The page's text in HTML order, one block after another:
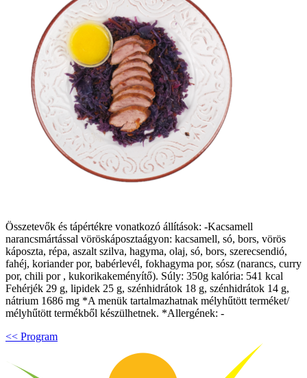
Összetevők és tápértékre vonatkozó állítások: -Kacsamell
narancsmártással vöröskáposztaágyon: kacsamell, só, bors, vörös
káposzta, répa, aszalt szilva, hagyma, olaj, só, bors, szerecsendió,
fahéj, koriander por, babérlevél, fokhagyma por, sósz (narancs, curry
por, chili por , kukorikakeményítő). Súly: 350g kalória: 541 kcal
Fehérjék 29 g, lipidek 25 g, szénhidrátok 18 g, szénhidrátok 14 g,
nátrium 1686 mg *A menük tartalmazhatnak mélyhűtött terméket/
mélyhűtött termékből készülhetnek. *Allergének: -
<< Program